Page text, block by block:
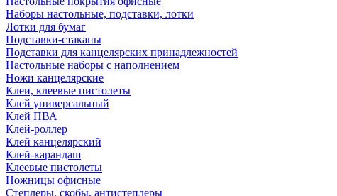
Наборы настольные, подставки, лотки
Лотки для бумаг
Подставки-стаканы
Подставки для канцелярских принадлежностей
Настольные наборы с наполнением
Ножи канцелярские
Клеи, клеевые пистолеты
Клей универсальный
Клей ПВА
Клей-роллер
Клей канцелярский
Клей-карандаш
Клеевые пистолеты
Ножницы офисные
Степлеры, скобы, антистеплеры